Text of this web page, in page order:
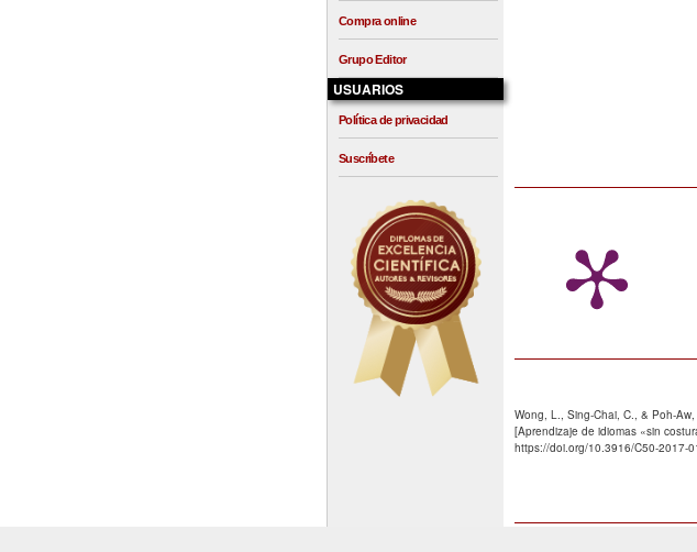
Compra online
Grupo Editor
USUARIOS
Política de privacidad
Suscríbete
Wong, L., Sing-Chai, C., & Poh-
[Aprendizaje de idiomas «sin
https://doi.org/10.3916/C50-2017-